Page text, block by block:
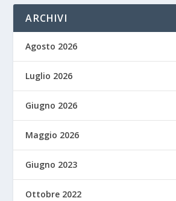
ARCHIVI
Agosto 2026
Luglio 2026
Giugno 2026
Maggio 2026
Giugno 2023
Ottobre 2022